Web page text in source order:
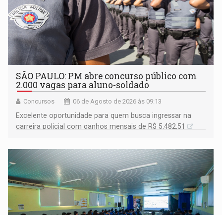
SÃO PAULO: PM abre concurso público com
2.000 vagas para aluno-soldado
Concursos 06 de Agosto de 2026 às 09:13
Excelente oportunidade para quem busca ingressar na
carreira policial com ganhos mensais de R$ 5.482,51